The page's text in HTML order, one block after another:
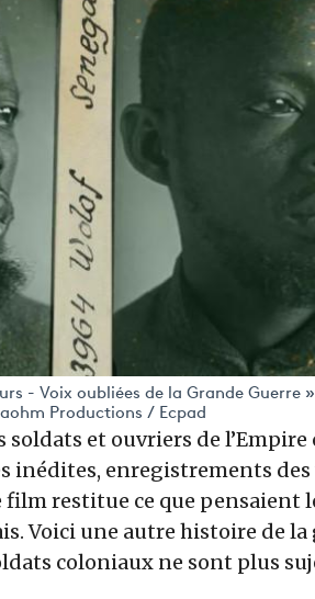
- Voix oubliées de la Grande Guerre »
Productions / Ecpad
soldats et ouvriers de
inédites, enregistrements des
restitue ce que pensaient
Voici une autre histoire de la
coloniaux ne sont plus